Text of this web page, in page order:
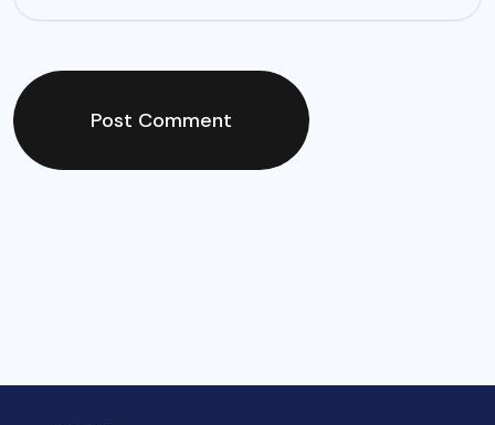
Post Comment